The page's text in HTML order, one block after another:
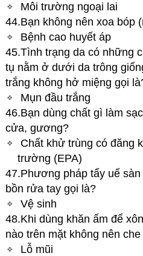
Môi trường ngoại lai
44.Bạn không nên xoa bóp
Bệnh cao huyết áp
45.Tình trạng da có những
tụ nằm ở dưới da trông
trắng không hở miệng gọi
Mụn đầu trắng
46.Bạn dùng chất gì làm
cửa, gương?
Chất khử trùng có đăng
trường (EPA)
47.Phương pháp tẩy uế
bồn rửa tay gọi là?
Vệ sinh
48.Khi dùng khăn ấm để
nào trên mặt không nên
Lỗ mũi